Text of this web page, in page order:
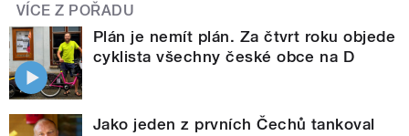
VÍCE Z POŘADU
Plán je nemít plán. Za čtvrt roku objede
cyklista všechny české obce na D
Jako jeden z prvních Čechů tankoval